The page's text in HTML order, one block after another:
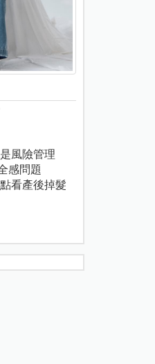
風險管理
感問題
看產後掉髮